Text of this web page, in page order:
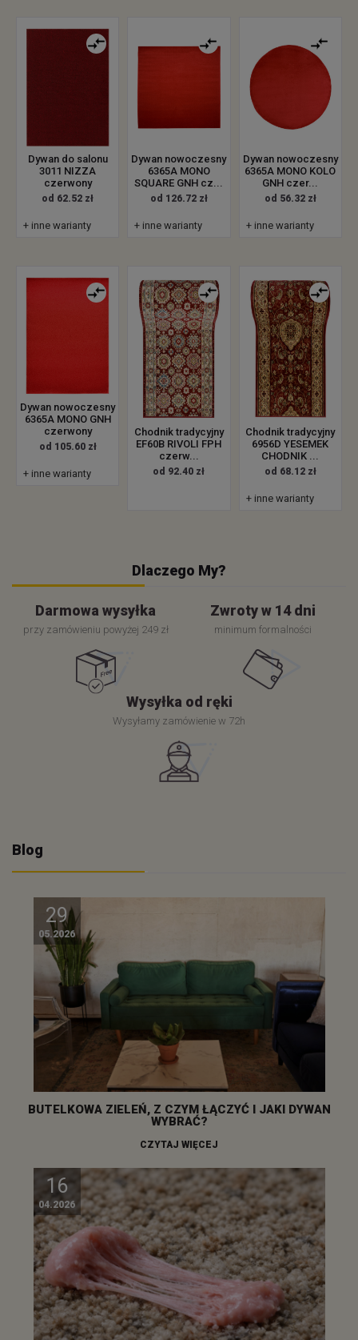
Dywan do salonu
3011 NIZZA
czerwony
od 62.52 zł
+ inne warianty
Dywan nowoczesny
6365A MONO
SQUARE GNH cz...
od 126.72 zł
+ inne warianty
Dywan nowoczesny
6365A MONO KOLO
GNH czer...
od 56.32 zł
+ inne warianty
Dywan nowoczesny
6365A MONO GNH
czerwony
od 105.60 zł
+ inne warianty
Chodnik tradycyjny
EF60B RIVOLI FPH
czerw...
od 92.40 zł
Chodnik tradycyjny
6956D YESEMEK
CHODNIK ...
od 68.12 zł
+ inne warianty
Dlaczego My?
Darmowa wysyłka
przy zamówieniu powyżej 249 zł
Zwroty w 14 dni
minimum formalności
Wysyłka od ręki
Wysyłamy zamówienie w 72h
Blog
29
05.2026
BUTELKOWA ZIELEŃ, Z CZYM ŁĄCZYĆ I JAKI DYWAN
WYBRAĆ?
CZYTAJ WIĘCEJ
16
04.2026